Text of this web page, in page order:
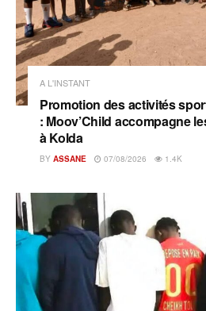
A L'INSTANT
Promotion des activités
: Moov’Child accompagne
à Kolda
BY ASSANE 07/08/2026 1.4K